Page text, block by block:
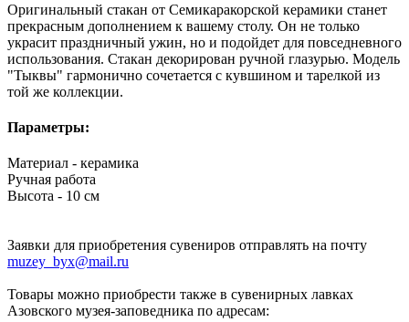
Оригинальный стакан от Семикаракорской керамики станет
прекрасным дополнением к вашему столу. Он не только
украсит праздничный ужин, но и подойдет для повседневного
использования. Стакан декорирован ручной глазурью. Модель
"Тыквы" гармонично сочетается с кувшином и тарелкой из
той же коллекции.
Параметры:
Материал - керамика
Ручная работа
Высота - 10 см
Заявки для приобретения сувениров отправлять на почту
muzey_byx@mail.ru
Товары можно приобрести также в сувенирных лавках
Азовского музея-заповедника по адресам: